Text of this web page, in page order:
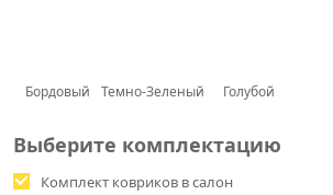
Бордовый Темно-Зеленый Голубой
Выберите комплектацию
Комплект ковриков в салон